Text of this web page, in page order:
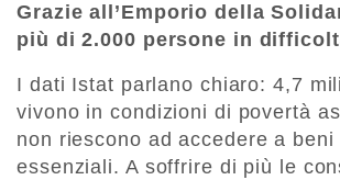
Grazie all’Emporio della
più di 2.000 persone in
I dati Istat parlano chiaro: 4,7
vivono in condizioni di povertà
non riescono ad accedere a beni
essenziali. A soffrire di più le